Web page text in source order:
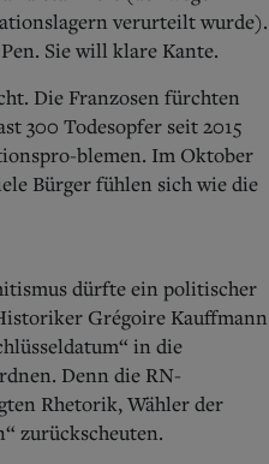
verurteilt wurde).
Sie will klare Kante.
Die Franzosen fürchten
300 Todesopfer seit 2015
blemen. Im Oktober
Bürger fühlen sich wie die
dürfte ein politischer
Grégoire Kauffmann
in die
Denn die RN-
Rhetorik, Wähler der
zurückscheuten.